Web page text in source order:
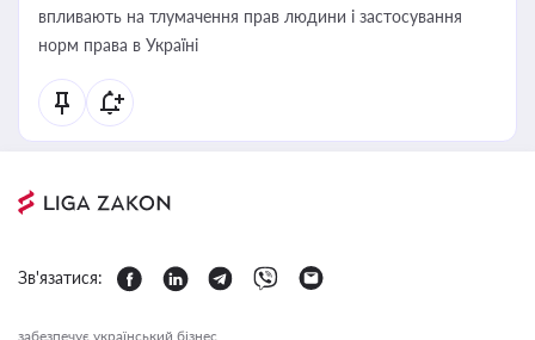
впливають на тлумачення прав людини і застосування
норм права в Україні
Зв'язатися:
забезпечує український бізнес